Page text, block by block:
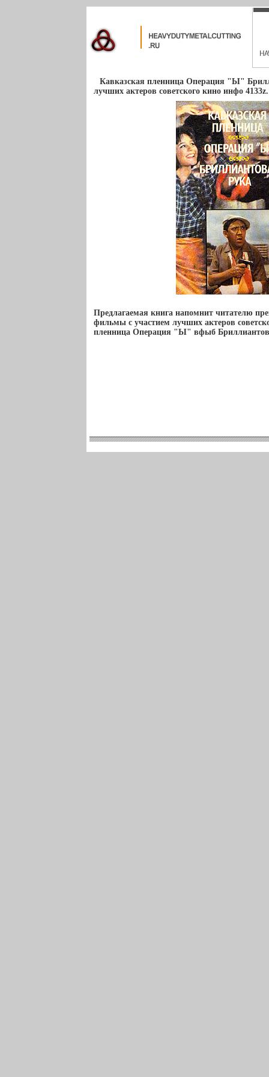
Кавказская пленница Операция "Ы"
лучших актеров советского кино инфо 4133z.
Предлагаемая книга напомнит читателю
фильмы с участием лучших актеров
пленница Операция "Ы" вфыб